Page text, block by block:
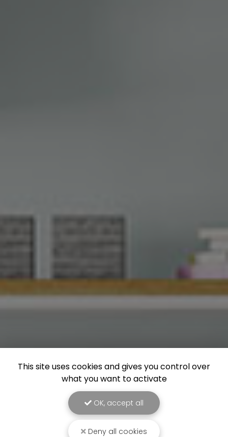
This site uses cookies and gives you control over
what you want to activate
OK, accept all
Deny all cookies